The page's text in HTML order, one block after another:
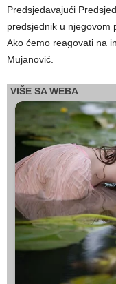
Predsjedavajući
predsjednik u njegovom
Ako ćemo reagovati na
Mujanović.